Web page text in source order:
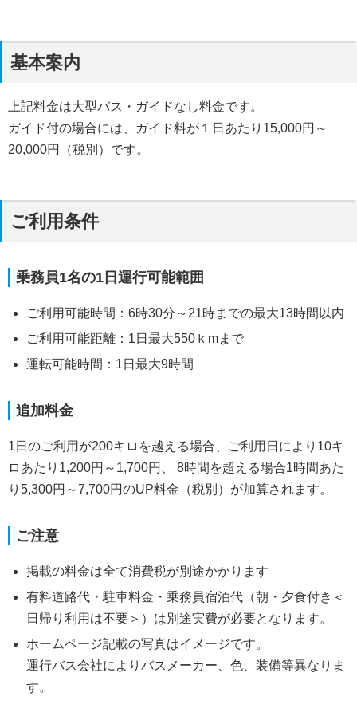
基本案内
上記料金は大型バス・ガイドなし料金です。
ガイド付の場合には、ガイド料が１日あたり15,000円～
20,000円（税別）です。
ご利用条件
乗務員1名の1日運行可能範囲
ご利用可能時間：6時30分～21時までの最大13時間以内
ご利用可能距離：1日最大550ｋmまで
運転可能時間：1日最大9時間
追加料金
1日のご利用が200キロを越える場合、ご利用日により10キ
ロあたり1,200円～1,700円、 8時間を超える場合1時間あた
り5,300円～7,700円のUP料金（税別）が加算されます。
ご注意
掲載の料金は全て消費税が別途かかります
有料道路代・駐車料金・乗務員宿泊代（朝・夕食付き＜
日帰り利用は不要＞）は別途実費が必要となります。
ホームページ記載の写真はイメージです。
運行バス会社によりバスメーカー、色、装備等異なりま
す。